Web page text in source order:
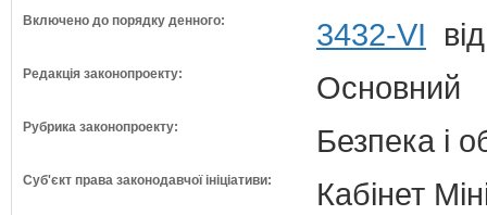
Включено до порядку денного: 3432-VI
Редакція законопроекту: Основний
Рубрика законопроекту: Безпека і
Суб'єкт права законодавчої ініціативи: Кабінет